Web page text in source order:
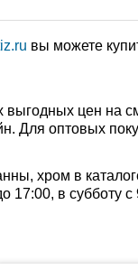
вы можете
цен на
Для оптовых
хром в
17:00, в субботу